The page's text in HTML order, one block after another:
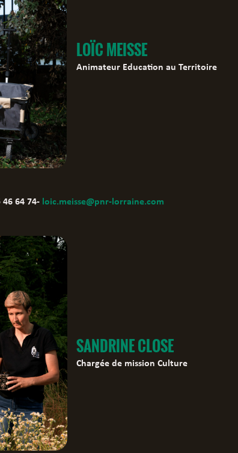
LOÏC MEISSE
Animateur Education au Territoire
46 64 74- loic.meisse@pnr-lorraine.com
SANDRINE CLOSE
Chargée de mission Culture